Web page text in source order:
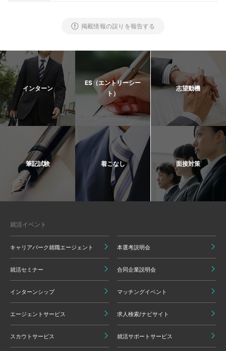
掲載情報の誤りを報告する
インターン
ES（エントリーシー
ト）
志望動機
筆記試験 着こなし 面接対策
就活イベント
キャリアパーク就職エージェント 本選考説明会
就活セミナー 合同企業説明会
インターンシップ マッチングイベント
エージェントサービス 求人検索/ナビサイト
スカウトサービス 就活サポートサービス